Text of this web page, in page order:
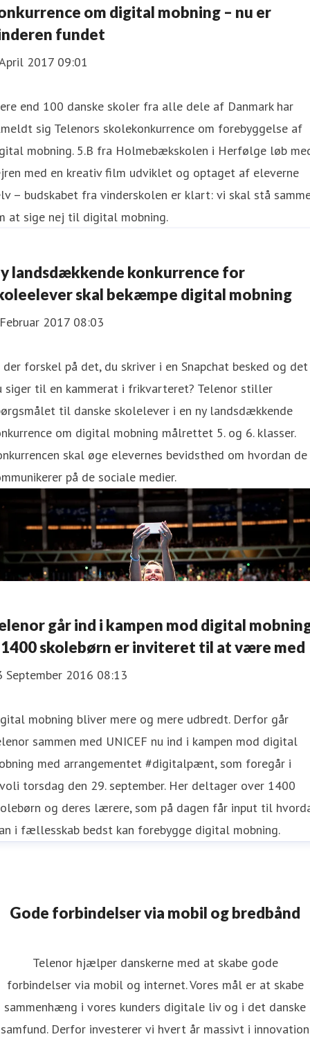
om digital mobning – nu er
fundet
2017 09:01
end 100 danske skoler fra alle dele af Danmark har
sig Telenors skolekonkurrence om forebyggelse af
mobning. 5.B fra Holmebækskolen i Herfølge løb
med en kreativ film udviklet og optaget af eleverne
– budskabet fra vinderskolen er klart: vi skal stå
at sige nej til digital mobning.
landsdækkende konkurrence for
skal bekæmpe digital mobning
2017 08:03
der forskel på det, du skriver i en Snapchat besked og det
siger til en kammerat i frikvarteret? Telenor stiller
til danske skolelever i en ny landsdækkende
om digital mobning målrettet 5. og 6. klasser.
skal øge elevernes bevidsthed om hvordan de
på de sociale medier.
går ind i kampen mod digital
skolebørn er inviteret til at være med
September 2016 08:13
mobning bliver mere og mere udbredt. Derfor går
sammen med UNICEF nu ind i kampen mod digital
med arrangementet #digitalpænt, som foregår i
torsdag den 29. september. Her deltager over 1400
og deres lærere, som på dagen får input til
i fællesskab bedst kan forebygge digital mobning.
Gode forbindelser via mobil og bredbånd
Telenor hjælper danskerne med at skabe gode
forbindelser via mobil og internet. Vores mål er at skabe
sammenhæng i vores kunders digitale liv og i det danske
samfund. Derfor investerer vi hvert år massivt i innovation